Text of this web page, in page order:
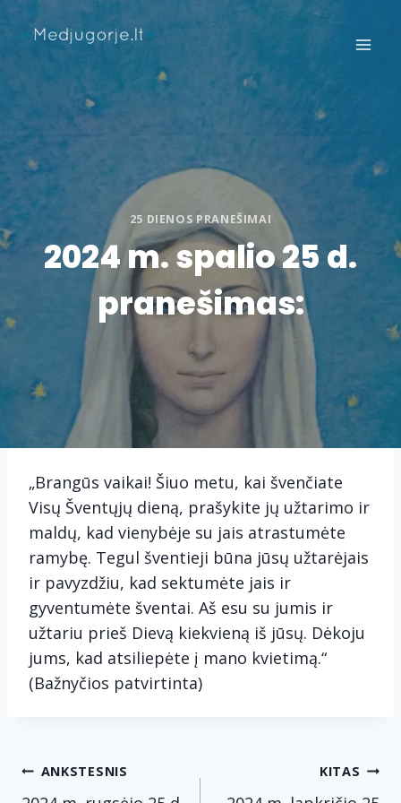
to
content
25 DIENOS PRANEŠIMAI
2024 m. spalio 25 d.
pranešimas:
„Brangūs vaikai! Šiuo metu, kai švenčiate
Visų Šventųjų dieną, prašykite jų užtarimo ir
maldų, kad vienybėje su jais atrastumėte
ramybę. Tegul šventieji būna jūsų užtarėjais
ir pavyzdžiu, kad sektumėte jais ir
gyventumėte šventai. Aš esu su jumis ir
užtariu prieš Dievą kiekvieną iš jūsų. Dėkoju
jums, kad atsiliepėte į mano kvietimą.“
(Bažnyčios patvirtinta)
Navigacija
ANKSTESNIS KITAS